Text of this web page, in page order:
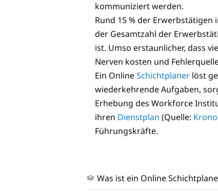
kommuniziert werden.
Rund 15 % der
der Gesamtzahl der
ist. Umso erstaunlicher, dass
Nerven kosten und
Ein OnlineSchichtplanerlöst
wiederkehrende Aufgaben,
Erhebung des Workforce
ihren Dienstplan (Quelle:
Führungskräfte.
Was ist ein Online